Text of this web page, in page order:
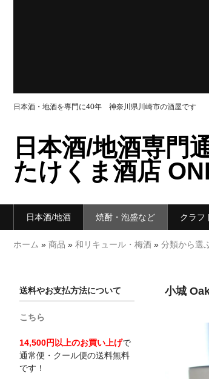
日本酒・地酒を専門に40年 神奈川県川崎市の酒屋です
日本酒/地酒専門
たけくま酒店
日本酒/地酒 焼酎・泡盛など クラフ
ホーム » 商品 » 和リキュール・梅酒 » 分類から選
小城
送料やお支払方法について
こちら
14,500円以上のお買い上げで
通常便・クール便の送料無料
です！